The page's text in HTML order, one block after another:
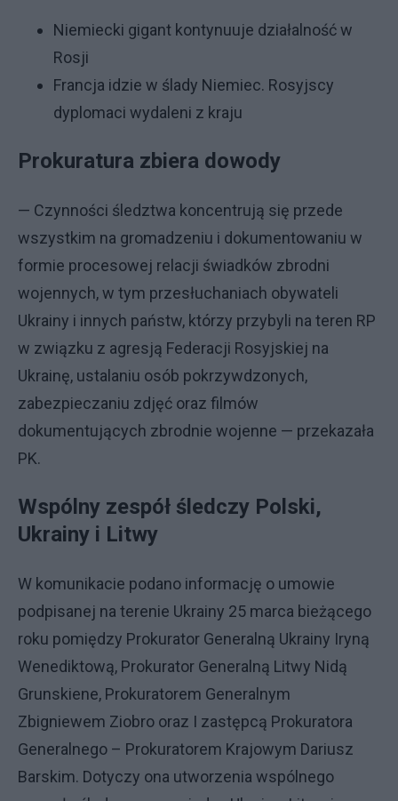
Niemiecki gigant kontynuuje działalność w
Rosji
Francja idzie w ślady Niemiec. Rosyjscy
dyplomaci wydaleni z kraju
Prokuratura zbiera dowody
— Czynności śledztwa koncentrują się przede
wszystkim na gromadzeniu i dokumentowaniu w
formie procesowej relacji świadków zbrodni
wojennych, w tym przesłuchaniach obywateli
Ukrainy i innych państw, którzy przybyli na teren RP
w związku z agresją Federacji Rosyjskiej na
Ukrainę, ustalaniu osób pokrzywdzonych,
zabezpieczaniu zdjęć oraz filmów
dokumentujących zbrodnie wojenne — przekazała
PK.
Wspólny zespół śledczy Polski,
Ukrainy i Litwy
W komunikacie podano informację o umowie
podpisanej na terenie Ukrainy 25 marca bieżącego
roku pomiędzy Prokurator Generalną Ukrainy Iryną
Wenediktową, Prokurator Generalną Litwy Nidą
Grunskiene, Prokuratorem Generalnym
Zbigniewem Ziobro oraz I zastępcą Prokuratora
Generalnego – Prokuratorem Krajowym Dariusz
Barskim. Dotyczy ona utworzenia wspólnego